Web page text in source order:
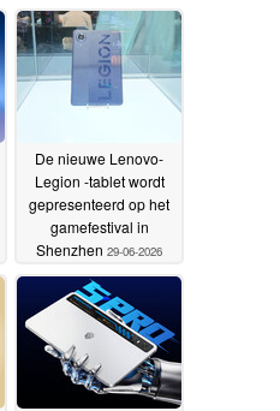
vloeistofkoeling en een
OLED-scherm van 185
Hz 30-06-2026
De nieuwe Lenovo-
Legion -tablet wordt
gepresenteerd op het
gamefestival in
Shenzhen 29-06-2026